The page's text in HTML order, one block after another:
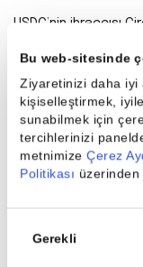
Bu web-sitesinde
Ziyaretinizi daha iyi
kişiselleştirmek,
sunabilmek için
tercihlerinizi
metnimize Çerez
Politikası
Seçimi
Gerekli
USDC’nin ihraççısı
bıraktı. USDC’nin
aşması ve kurumsal
şirketin hisseleri
yükseldi. Bu
sistemine